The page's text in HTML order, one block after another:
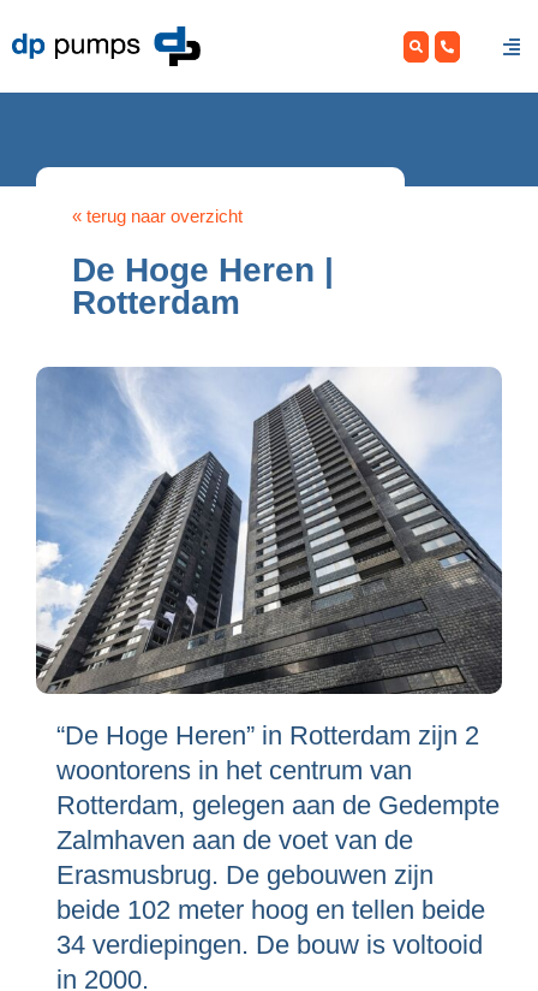
to
content
« terug naar overzicht
De Hoge Heren |
Rotterdam
“De Hoge Heren” in Rotterdam zijn 2
woontorens in het centrum van
Rotterdam, gelegen aan de Gedempte
Zalmhaven aan de voet van de
Erasmusbrug. De gebouwen zijn
beide 102 meter hoog en tellen beide
34 verdiepingen. De bouw is voltooid
in 2000.